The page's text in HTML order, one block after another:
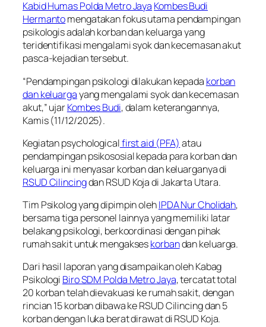
Kabid Humas Polda Metro Jaya Kombes Budi
Hermantomengatakan fokus utama pendampingan
psikologis adalah korban dan keluarga yang
teridentifikasi mengalami syok dan kecemasan akut
pasca-kejadian tersebut.
“Pendampingan psikologi dilakukan kepada korban
dan keluargayang mengalami syok dan kecemasan
akut,” ujarKombes Budi, dalam keterangannya,
Kamis (11/12/2025).
Kegiatan psychologicalfirst aid (PFA) atau
pendampingan psikososial kepada para korban dan
keluarga ini menyasar korban dan keluarganya di
RSUD Cilincingdan RSUD Koja di Jakarta Utara.
Tim Psikolog yang dipimpin olehIPDA Nur Cholidah,
bersama tiga personel lainnya yang memiliki latar
belakang psikologi, berkoordinasi dengan pihak
rumah sakit untuk mengakseskorbandan keluarga.
Dari hasil laporan yang disampaikan oleh Kabag
Psikologi Biro SDM Polda Metro Jaya, tercatat total
20 korban telah dievakuasi ke rumah sakit, dengan
rincian 15 korban dibawa ke RSUD Cilincing dan 5
korban dengan luka berat dirawat di RSUD Koja.